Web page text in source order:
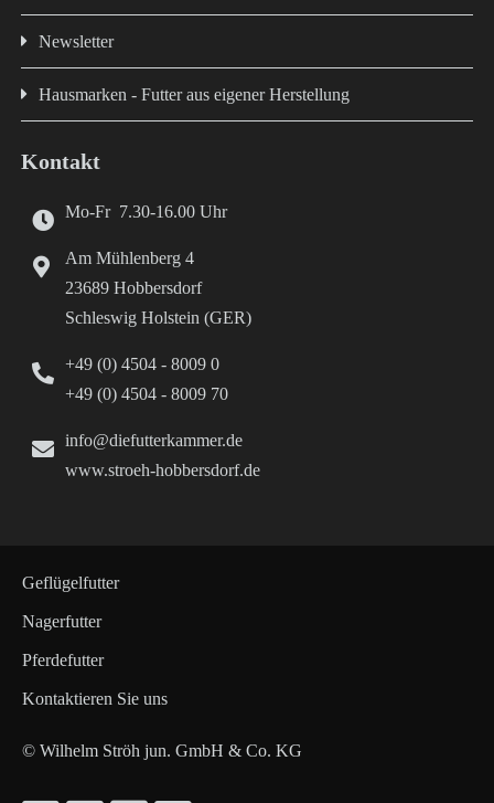
Newsletter
Hausmarken - Futter aus eigener Herstellung
Kontakt
Mo-Fr 7.30-16.00 Uhr
Am Mühlenberg 4
23689 Hobbersdorf
Schleswig Holstein (GER)
+49 (0) 4504 - 8009 0
+49 (0) 4504 - 8009 70
info@diefutterkammer.de
www.stroeh-hobbersdorf.de
Geflügelfutter
Nagerfutter
Pferdefutter
Kontaktieren Sie uns
© Wilhelm Ströh jun. GmbH & Co. KG